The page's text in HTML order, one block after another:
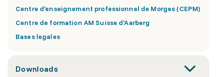
Centre d'enseignement professionnel de Morges (CEPM)
Centre de formation AM Suisse d'Aarberg
Bases legales
Downloads